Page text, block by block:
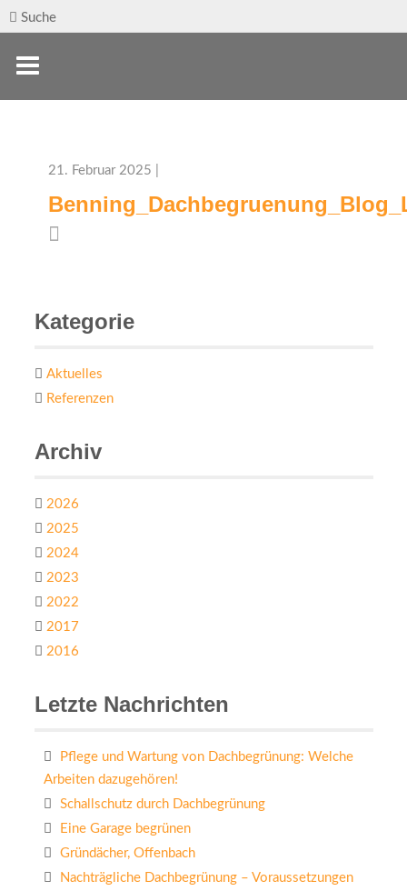
Suche
21. Februar 2025 |
Kategorie
Aktuelles
Referenzen
Archiv
2026
2025
2024
2023
2022
2017
2016
Letzte Nachrichten
Pflege und Wartung von Dachbegrünung: Welche
Arbeiten dazugehören!
Schallschutz durch Dachbegrünung
Eine Garage begrünen
Gründächer, Offenbach
Nachträgliche Dachbegrünung – Voraussetzungen